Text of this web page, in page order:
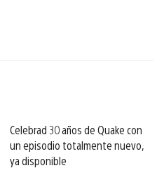
Celebrad 30 años de Quake con
un episodio totalmente nuevo,
ya disponible